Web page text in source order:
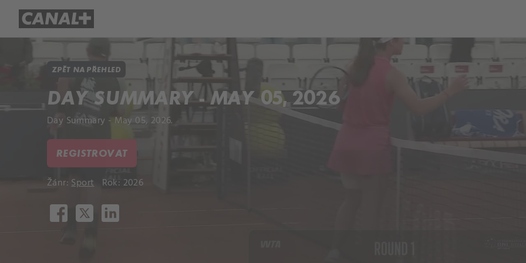
ZPĚT NA PŘEHLED
DAY SUMMARY - MAY 05, 2026
Day Summary - May 05, 2026.
REGISTROVAT
Žánr:Sport Rok: 2026